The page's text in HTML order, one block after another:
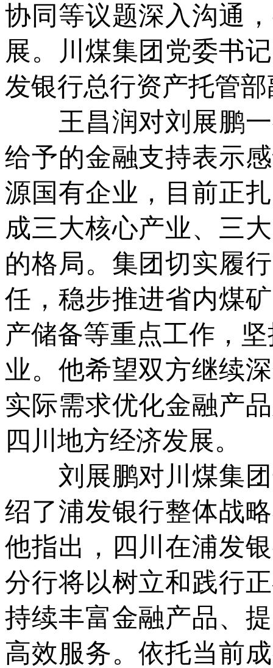
协同等议题深入沟通
展。川煤集团党委书
发银行总行资产托管
王昌润对刘展鹏一
给予的金融支持表示
源国有企业，目前正
成三大核心产业、三
的格局。集团切实履
任，稳步推进省内煤
产储备等重点工作，
业。他希望双方继续
实际需求优化金融产
四川地方经济发展。
刘展鹏对川煤集团
绍了浦发银行整体战
他指出，四川在浦发
分行将以树立和践行
持续丰富金融产品、
高效服务。依托当前